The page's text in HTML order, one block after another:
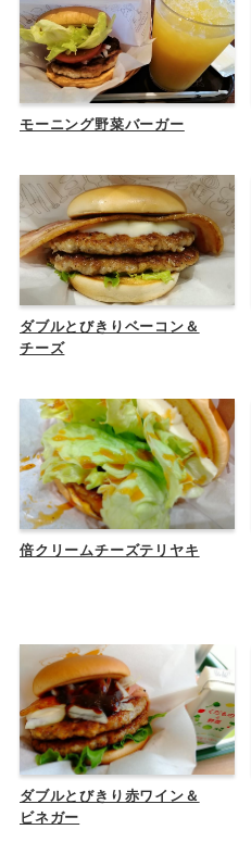
モーニング野菜バーガー
ダブルとびきりベーコン＆
チーズ
倍クリームチーズテリヤキ
ダブルとびきり赤ワイン＆
ビネガー